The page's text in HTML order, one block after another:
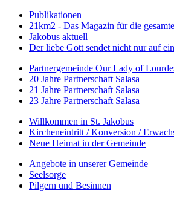
Publikationen
21km2 - Das Magazin für die
Jakobus aktuell
Der liebe Gott sendet nicht nur auf
Partnergemeinde Our Lady of
20 Jahre Partnerschaft Salasa
21 Jahre Partnerschaft Salasa
23 Jahre Partnerschaft Salasa
Willkommen in St. Jakobus
Kircheneintritt / Konversion /
Neue Heimat in der Gemeinde
Angebote in unserer Gemeinde
Seelsorge
Pilgern und Besinnen